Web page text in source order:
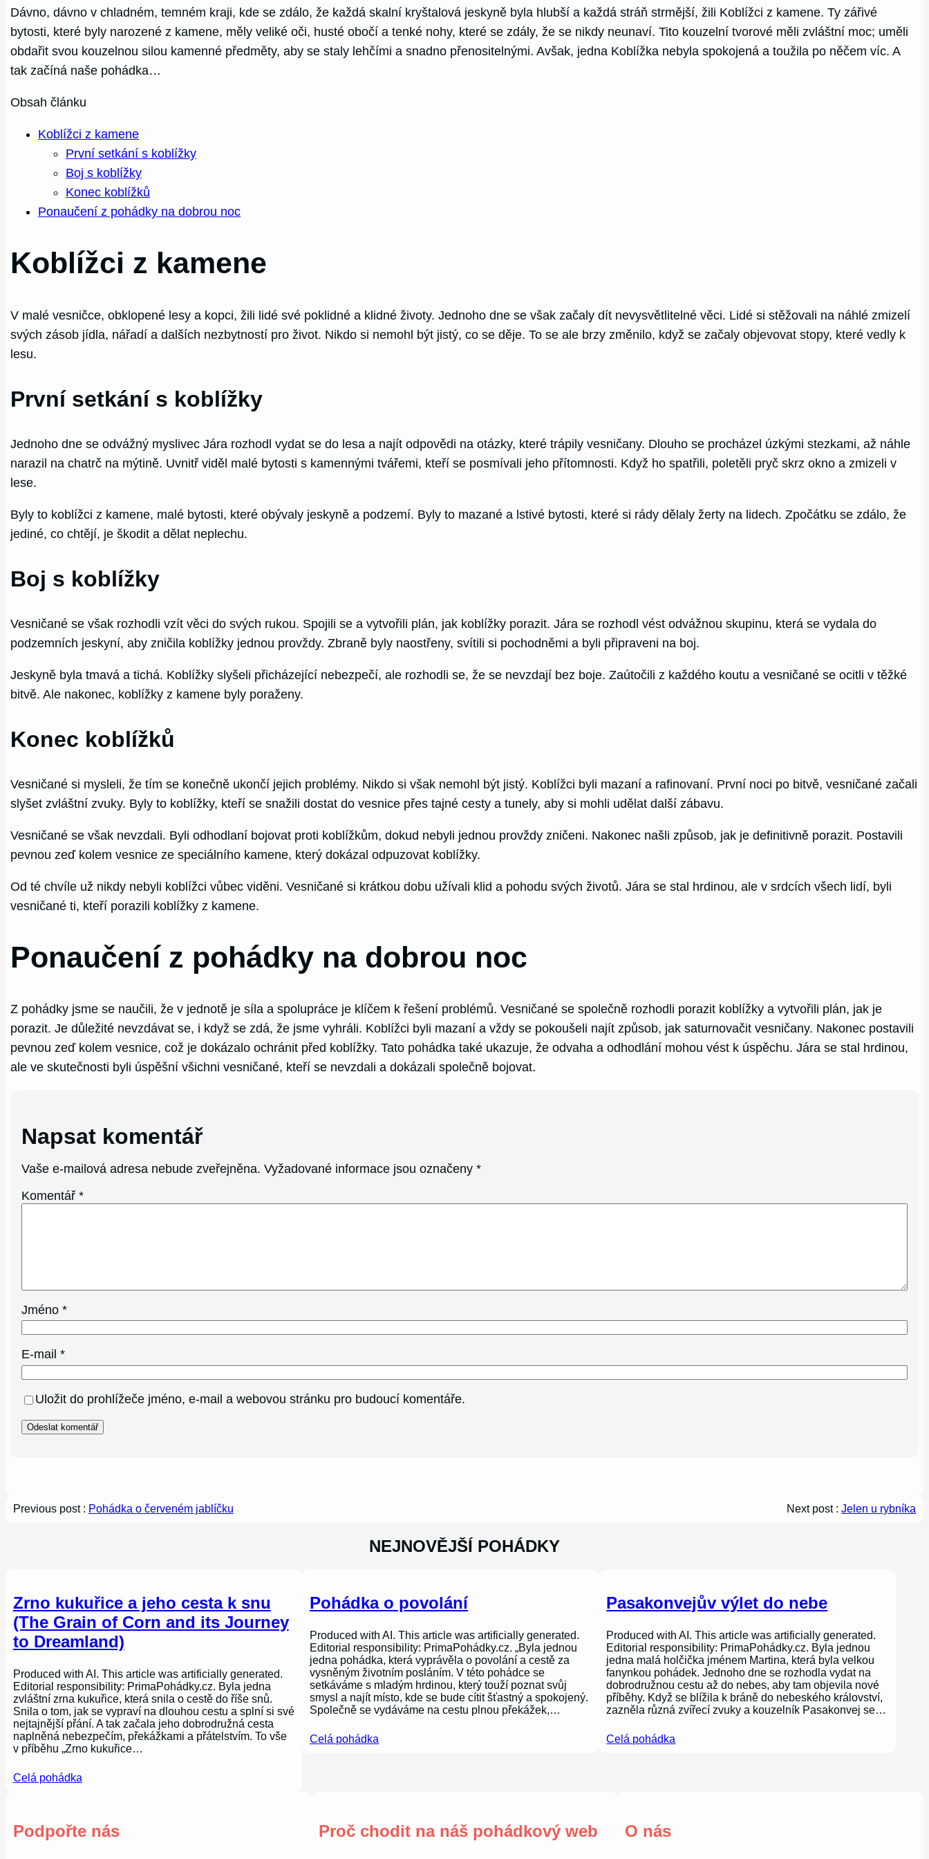
Dávno, dávno v chladném, temném kraji, kde se zdálo, že každá skalní kryštalová jeskyně byla hlubší a každá stráň strmější, žili Koblížci z kamene. Ty zářivé
bytosti, které byly narozené z kamene, měly veliké oči, husté obočí a tenké nohy, které se zdály, že se nikdy neunaví. Tito kouzelní tvorové měli zvláštní moc; uměli
obdařit svou kouzelnou silou kamenné předměty, aby se staly lehčími a snadno přenositelnými. Avšak, jedna Koblížka nebyla spokojená a toužila po něčem víc. A
tak začíná naše pohádka…
Obsah článku
Koblížci z kamene
První setkání s koblížky
Boj s koblížky
Konec koblížků
Ponaučení z pohádky na dobrou noc
Koblížci z kamene
V malé vesničce, obklopené lesy a kopci, žili lidé své poklidné a klidné životy. Jednoho dne se však začaly dít nevysvětlitelné věci. Lidé si stěžovali na náhlé zmizelí
svých zásob jídla, nářadí a dalších nezbytností pro život. Nikdo si nemohl být jistý, co se děje. To se ale brzy změnilo, když se začaly objevovat stopy, které vedly k
lesu.
První setkání s koblížky
Jednoho dne se odvážný myslivec Jára rozhodl vydat se do lesa a najít odpovědi na otázky, které trápily vesničany. Dlouho se procházel úzkými stezkami, až náhle
narazil na chatrč na mýtině. Uvnitř viděl malé bytosti s kamennými tvářemi, kteří se posmívali jeho přítomnosti. Když ho spatřili, poletěli pryč skrz okno a zmizeli v
lese.
Byly to koblížci z kamene, malé bytosti, které obývaly jeskyně a podzemí. Byly to mazané a lstivé bytosti, které si rády dělaly žerty na lidech. Zpočátku se zdálo, že
jediné, co chtějí, je škodit a dělat neplechu.
Boj s koblížky
Vesničané se však rozhodli vzít věci do svých rukou. Spojili se a vytvořili plán, jak koblížky porazit. Jára se rozhodl vést odvážnou skupinu, která se vydala do
podzemních jeskyní, aby zničila koblížky jednou provždy. Zbraně byly naostřeny, svítili si pochodněmi a byli připraveni na boj.
Jeskyně byla tmavá a tichá. Koblížky slyšeli přicházející nebezpečí, ale rozhodli se, že se nevzdají bez boje. Zaútočili z každého koutu a vesničané se ocitli v těžké
bitvě. Ale nakonec, koblížky z kamene byly poraženy.
Konec koblížků
Vesničané si mysleli, že tím se konečně ukončí jejich problémy. Nikdo si však nemohl být jistý. Koblížci byli mazaní a rafinovaní. První noci po bitvě, vesničané začali
slyšet zvláštní zvuky. Byly to koblížky, kteří se snažili dostat do vesnice přes tajné cesty a tunely, aby si mohli udělat další zábavu.
Vesničané se však nevzdali. Byli odhodlaní bojovat proti koblížkům, dokud nebyli jednou provždy zničeni. Nakonec našli způsob, jak je definitivně porazit. Postavili
pevnou zeď kolem vesnice ze speciálního kamene, který dokázal odpuzovat koblížky.
Od té chvíle už nikdy nebyli koblížci vůbec viděni. Vesničané si krátkou dobu užívali klid a pohodu svých životů. Jára se stal hrdinou, ale v srdcích všech lidí, byli
vesničané ti, kteří porazili koblížky z kamene.
Ponaučení z pohádky na dobrou noc
Z pohádky jsme se naučili, že v jednotě je síla a spolupráce je klíčem k řešení problémů. Vesničané se společně rozhodli porazit koblížky a vytvořili plán, jak je
porazit. Je důležité nevzdávat se, i když se zdá, že jsme vyhráli. Koblížci byli mazaní a vždy se pokoušeli najít způsob, jak saturnovačit vesničany. Nakonec postavili
pevnou zeď kolem vesnice, což je dokázalo ochránit před koblížky. Tato pohádka také ukazuje, že odvaha a odhodlání mohou vést k úspěchu. Jára se stal hrdinou,
ale ve skutečnosti byli úspěšní všichni vesničané, kteří se nevzdali a dokázali společně bojovat.
Napsat komentář
Vaše e-mailová adresa nebude zveřejněna. Vyžadované informace jsou označeny*
Komentář*
Jméno*
E-mail*
Uložit do prohlížeče jméno, e-mail a webovou stránku pro budoucí komentáře.
Previous post : Pohádka o červeném jablíčku Next post :Jelen u rybníka
NEJNOVĚJŠÍ POHÁDKY
Zrno kukuřice a jeho cesta k snu
(The Grain of Corn and its Journey
to Dreamland)
Produced with AI. This article was artificially generated.
Editorial responsibility: PrimaPohádky.cz. Byla jedna
zvláštní zrna kukuřice, která snila o cestě do říše snů.
Snila o tom, jak se vypraví na dlouhou cestu a splní si své
nejtajnější přání. A tak začala jeho dobrodružná cesta
naplněná nebezpečím, překážkami a přátelstvím. To vše
v příběhu „Zrno kukuřice…
Celá pohádka
Pohádka o povolání
Produced with AI. This article was artificially generated.
Editorial responsibility: PrimaPohádky.cz. „Byla jednou
jedna pohádka, která vyprávěla o povolání a cestě za
vysněným životním posláním. V této pohádce se
setkáváme s mladým hrdinou, který touží poznat svůj
smysl a najít místo, kde se bude cítit šťastný a spokojený.
Společně se vydáváme na cestu plnou překážek,…
Celá pohádka
Pasakonvejův výlet do nebe
Produced with AI. This article was artificially generated.
Editorial responsibility: PrimaPohádky.cz. Byla jednou
jedna malá holčička jménem Martina, která byla velkou
fanynkou pohádek. Jednoho dne se rozhodla vydat na
dobrodružnou cestu až do nebes, aby tam objevila nové
příběhy. Když se blížila k bráně do nebeského království,
zazněla různá zvířecí zvuky a kouzelník Pasakonvej se…
Celá pohádka
Podpořte nás Proč chodit na náš pohádkový web O nás